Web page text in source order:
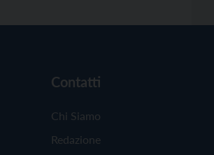
Contatti
Chi Siamo
Redazione